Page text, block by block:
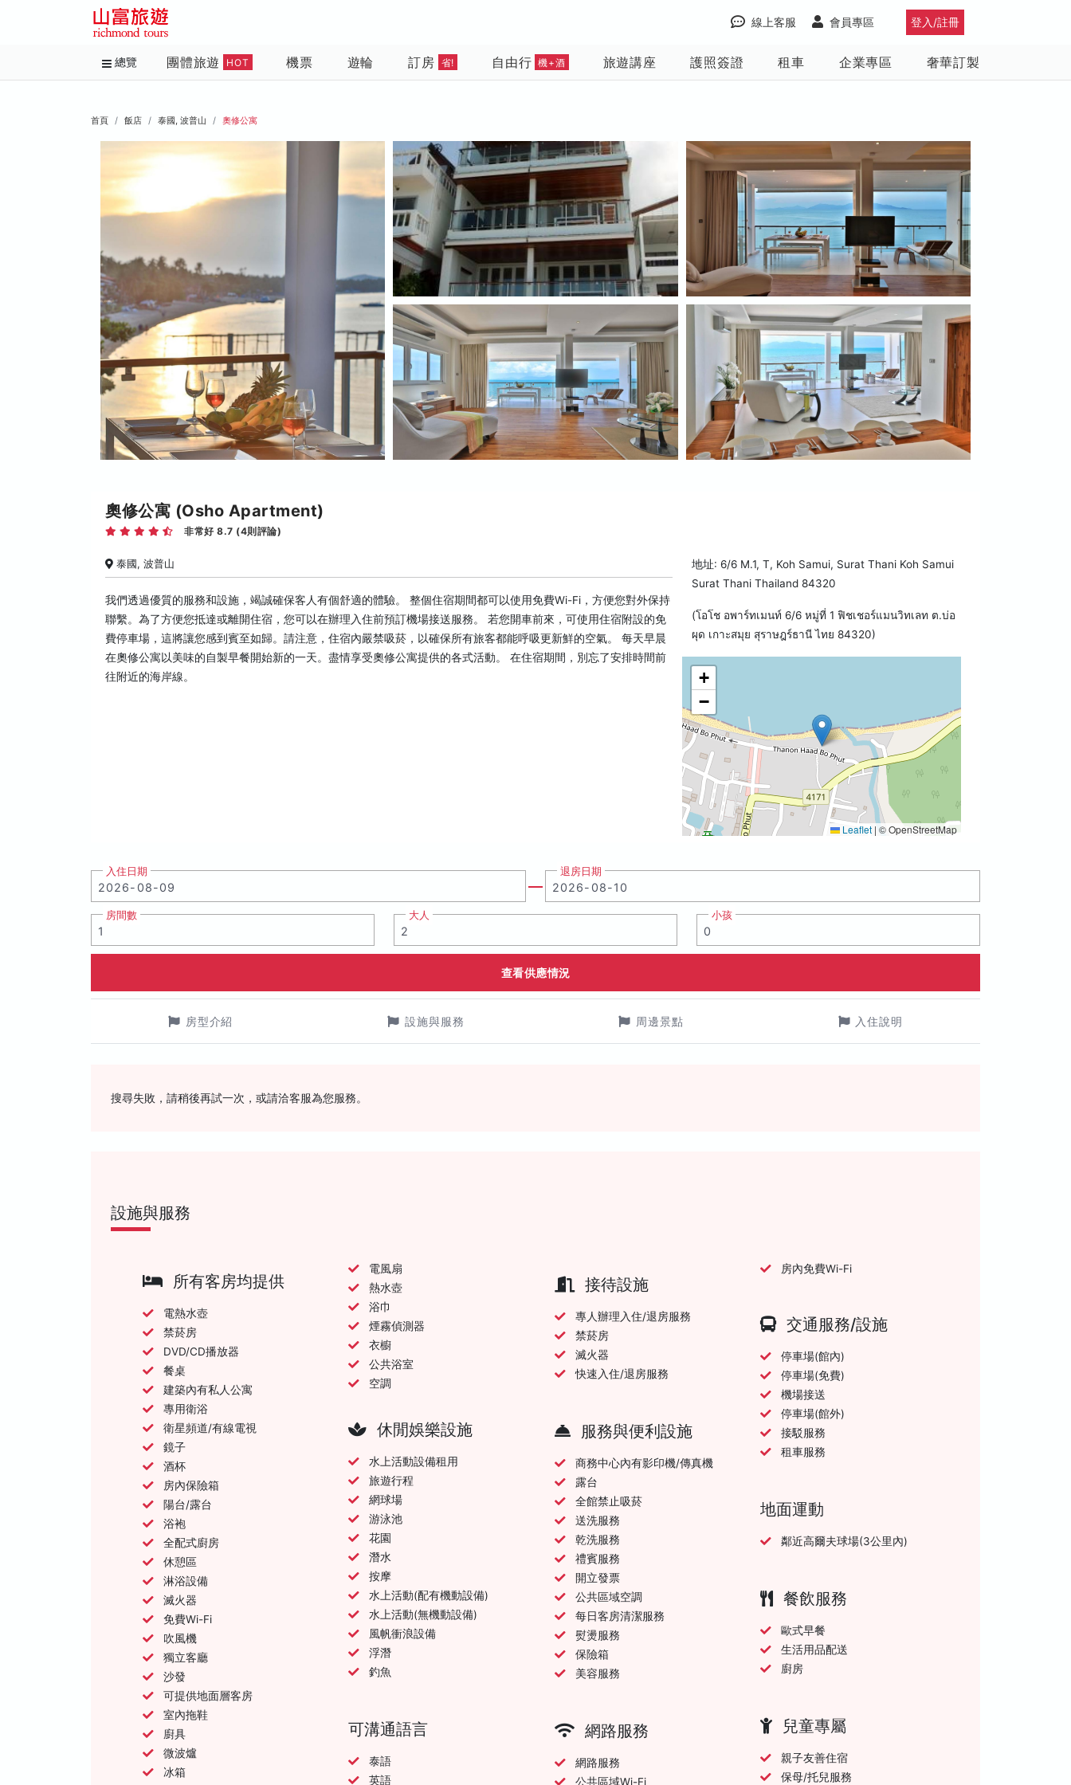
登入/註冊
會員專區
線上客服
總覽 團體旅遊 HOT 機票 遊輪 訂房 省! 自由行 機+酒 旅遊講座 護照簽證 租車 企業專區 奢華訂製
首頁 飯店 泰國, 波普山 奧修公寓
奧修公寓 (Osho Apartment)
非常好 8.7 (4則評論)
泰國, 波普山
我們透過優質的服務和設施，竭誠確保客人有個舒適的體驗。 整個住宿期間都可以使用免費Wi-Fi，方便您對外保持
聯繫。為了方便您抵達或離開住宿，您可以在辦理入住前預訂機場接送服務。 若您開車前來，可使用住宿附設的免
費停車場，這將讓您感到賓至如歸。請注意，住宿內嚴禁吸菸，以確保所有旅客都能呼吸更新鮮的空氣。 每天早晨
在奧修公寓以美味的自製早餐開始新的一天。盡情享受奧修公寓提供的各式活動。 在住宿期間，別忘了安排時間前
往附近的海岸線。
地址: 6/6 M.1, T, Koh Samui, Surat Thani Koh Samui
Surat Thani Thailand 84320
(โอโช อพาร์ทเมนท์ 6/6 หมู่ที่ 1 ฟิชเชอร์แมนวิทเลท ต.บ่อ
ผุด เกาะสมุย สุราษฎร์ธานี ไทย 84320)
+
−
Leaflet | © OpenStreetMap
入住日期 退房日期
房間數 大人 小孩
查看供應情況
房型介紹 設施與服務 周邊景點 入住說明
搜尋失敗，請稍後再試一次，或請洽客服為您服務。
設施與服務
所有客房均提供
電熱水壺
禁菸房
DVD/CD播放器
餐桌
建築內有私人公寓
專用衛浴
衛星頻道/有線電視
鏡子
酒杯
房內保險箱
陽台/露台
浴袍
全配式廚房
休憩區
淋浴設備
滅火器
免費Wi-Fi
吹風機
獨立客廳
沙發
可提供地面層客房
室內拖鞋
廚具
微波爐
冰箱
電風扇
熱水壺
浴巾
煙霧偵測器
衣櫥
公共浴室
空調
休閒娛樂設施
水上活動設備租用
旅遊行程
網球場
游泳池
花園
潛水
按摩
水上活動(配有機動設備)
水上活動(無機動設備)
風帆衝浪設備
浮潛
釣魚
可溝通語言
泰語
英語
接待設施
專人辦理入住/退房服務
禁菸房
滅火器
快速入住/退房服務
服務與便利設施
商務中心內有影印機/傳真機
露台
全館禁止吸菸
送洗服務
乾洗服務
禮賓服務
開立發票
公共區域空調
每日客房清潔服務
熨燙服務
保險箱
美容服務
網路服務
網路服務
公共區域Wi-Fi
房內免費Wi-Fi
交通服務/設施
停車場(館內)
停車場(免費)
機場接送
停車場(館外)
接駁服務
租車服務
地面運動
鄰近高爾夫球場(3公里內)
餐飲服務
歐式早餐
生活用品配送
廚房
兒童專屬
親子友善住宿
保母/托兒服務